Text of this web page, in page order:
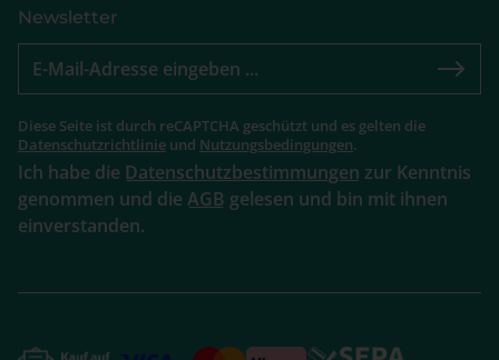
Newsletter
Diese Seite ist durch reCAPTCHA geschützt und es gelten die
Datenschutzrichtlinie und Nutzungsbedingungen.
Ich habe die Datenschutzbestimmungen zur Kenntnis
genommen und die AGB gelesen und bin mit ihnen
einverstanden.